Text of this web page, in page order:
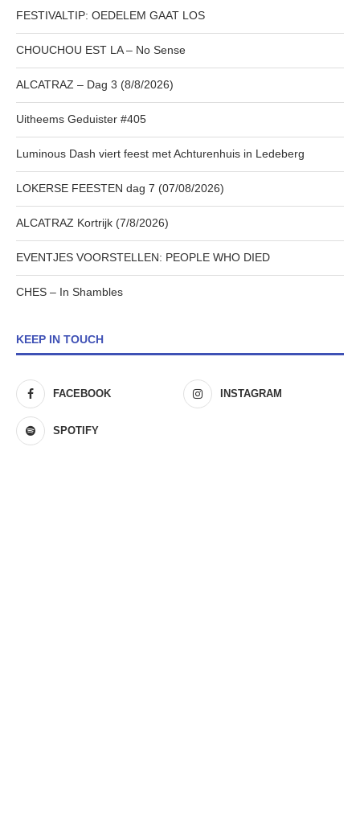
FESTIVALTIP: OEDELEM GAAT LOS
CHOUCHOU EST LA – No Sense
ALCATRAZ – Dag 3 (8/8/2026)
Uitheems Geduister #405
Luminous Dash viert feest met Achturenhuis in Ledeberg
LOKERSE FEESTEN dag 7 (07/08/2026)
ALCATRAZ Kortrijk (7/8/2026)
EVENTJES VOORSTELLEN: PEOPLE WHO DIED
CHES – In Shambles
KEEP IN TOUCH
FACEBOOK INSTAGRAM
SPOTIFY